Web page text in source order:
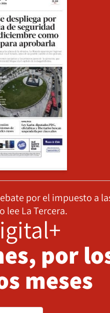
por el impuesto a
lee La Tercera.
por
meses